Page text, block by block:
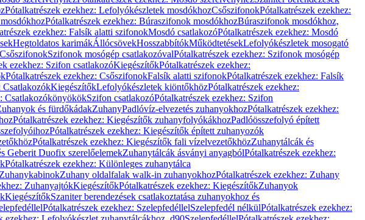
Pótalkatrészek ezekhez: Lefolyókészletek mosdókhozCsőszifonokPótalkatrészek ezekhez:
Pótalkatrészek ezekhez: Búraszifonok mosdókhozBúraszifonok mosdókhoz,
ezekhez: Falsík alatti szifonokMosdó csatlakozóPótalkatrészek ezekhez: Mosdó
Hegtoldatos karimákÁllócsövekHosszabbítókMűködtetésekLefolyókészletek mosogató
Szifonok mosógép csatlakozóvalPótalkatrészek ezekhez: Szifonok mosógép
ezekhez: Szifon csatlakozóKiegészítőkPótalkatrészek ezekhez:
Pótalkatrészek ezekhez: CsőszifonokFalsík alatti szifonokPótalkatrészek ezekhez: Falsík
CsatlakozókKiegészítőkLefolyókészletek kiöntőkhözPótalkatrészek ezekhez:
CsatlakozókönyökökSzifon csatlakozóPótalkatrészek ezekhez: Szifon
és fürdőkádakZuhanyPadlóvíz-elvezetés zuhanyokhozPótalkatrészek ezekhez:
Pótalkatrészek ezekhez: Kiegészítők zuhanyfolyókákhozPadlóösszefolyó épített
Pótalkatrészek ezekhez: Kiegészítők épített zuhanyozók
Pótalkatrészek ezekhez: Kiegészítők fali vízelvezetőkhözZuhanytálcák és
Geberit Duofix szerelőelemekZuhanytálcák ásványi anyagbólPótalkatrészek ezekhez:
Pótalkatrészek ezekhez: Különleges zuhanytálca
Zuhany oldalfalak walk-in zuhanyokhozPótalkatrészek ezekhez: Zuhany
ZuhanyajtókKiegészítőkPótalkatrészek ezekhez: KiegészítőkZuhanyok
KiegészítőkSzaniter berendezések csatlakoztatása zuhanyokhoz és
Pótalkatrészek ezekhez: SzelepfedéllelSzelepfedél nélkülPótalkatrészek ezekhez: